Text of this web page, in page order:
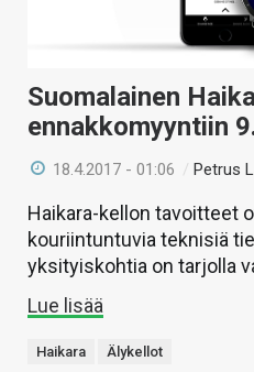
Suomalainen
ennakkomyyntiin
18.4.2017 - 01:06 / Petrus
Haikara-kellon tavoitteet
kouriintuntuvia teknisiä
yksityiskohtia on tarjolla
Lue lisää
Haikara Älykellot